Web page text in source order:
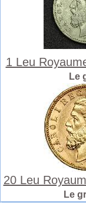
1 Leu
Le
20 Leu
Le